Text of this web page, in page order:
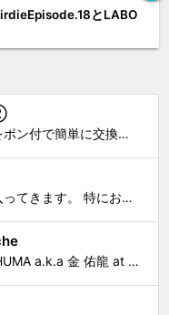
とLABO
青くなった画面のカーナビをポン付で簡単に交換、出来ると思っていたら意外と闇多め!!!なDAY①から続く今回は、DAY②。 テスターで調べてみたのだが、結果的にバックカメラからナビ裏まで来てる、配線を見つけることが出来なかった前回。気付けば闇w。 さてさて、この頃のDVDナビ的なT...
時々、ポニーにも虫たちが入ってきます。 特にお盆の頃はどの虫かと気になり探してしまう。 今まではキリギリスやすいっちょん、今思えば今年は蝉だったのかな。
先日、行われたライブ、PAHUMA a.k.a 金 佑龍 at PONY'STOYから〜 cutman-booche時代の楽曲「立ち上がれ」を映像化させてもらいました。 茅ヶ崎の名店 FROGGIES〜さんで ウリョンはマンススリー・ライブを行っています！ そのライブでウ...